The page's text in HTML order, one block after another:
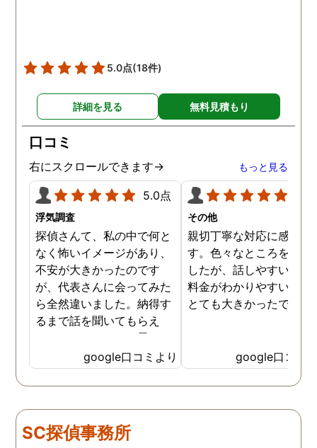
5.0点(18件)
詳細を見る 無料見積もり
口コミ
右にスクロールできます→ もっと見る
5.0点
浮気調査
探偵さんて、私の中で何と
なく怖いイメージがあり、
不安が大きかったのです
が、代表さんに会ってみた
ら全然違いました。納得す
るまで話を聞いてもらえ
て、ここならという思いで
依頼しました。代表さんが
私と一緒に戦ってくれてる
感じがして、心強かったで
現在離婚調停中です。弁護
士さんも紹介してもらえて
google口コミより
その他
親切丁寧な対応に感謝し
す。色々なところを探し
したが、話しやすいこと
料金がわかりやすいこと
とても大きかったです。
google口コミ
SC探偵事務所